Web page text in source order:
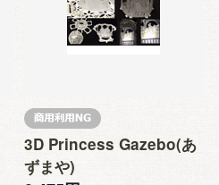
3D Princess Gazebo(あ
ずまや)